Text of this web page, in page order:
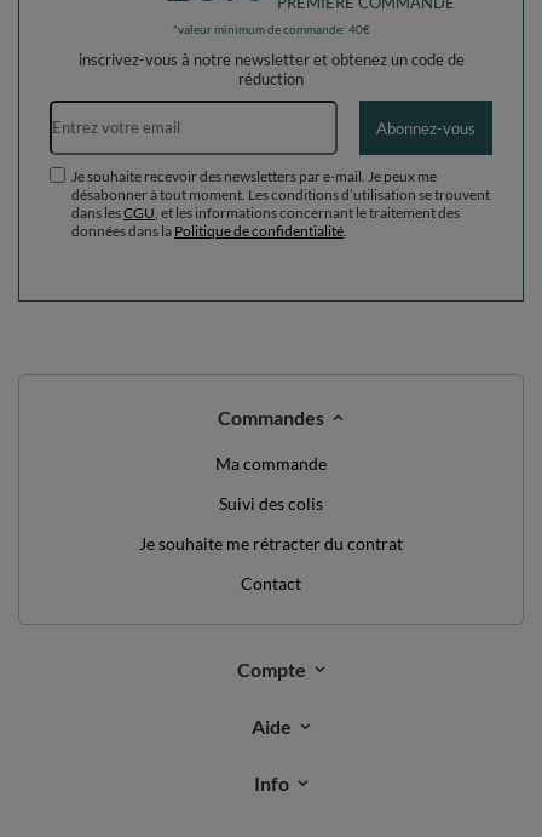
*valeur minimum de commande: 40€
inscrivez-vous à notre newsletter et obtenez un code de
réduction
Adresse e-mail
Abonnez-vous
Je souhaite recevoir des newsletters par e-mail. Je peux me
désabonner à tout moment. Les conditions d’utilisation se trouvent
dans lesCGU , et les informations concernant le traitement des
données dans la Politique de confidentialité
Commandes
Ma commande
Suivi des colis
Je souhaite me rétracter du contrat
Contact
Compte
Aide
Info